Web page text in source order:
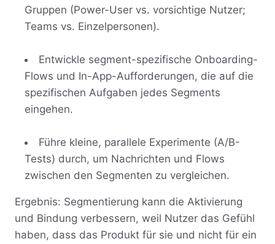
Gruppen (Power-User vs. vorsichtige Nutzer;
Teams vs. Einzelpersonen).
Entwickle segment-spezifische Onboarding-
Flows und In-App-Aufforderungen, die auf die
spezifischen Aufgaben jedes Segments
eingehen.
Führe kleine, parallele Experimente (A/B-
Tests) durch, um Nachrichten und Flows
zwischen den Segmenten zu vergleichen.
Ergebnis: Segmentierung kann die Aktivierung
und Bindung verbessern, weil Nutzer das Gefühl
haben, dass das Produkt für sie und nicht für ein